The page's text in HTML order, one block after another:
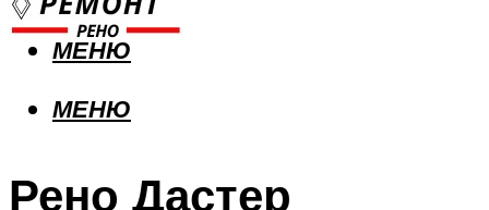
МЕНЮ
МЕНЮ
Рено Дастер